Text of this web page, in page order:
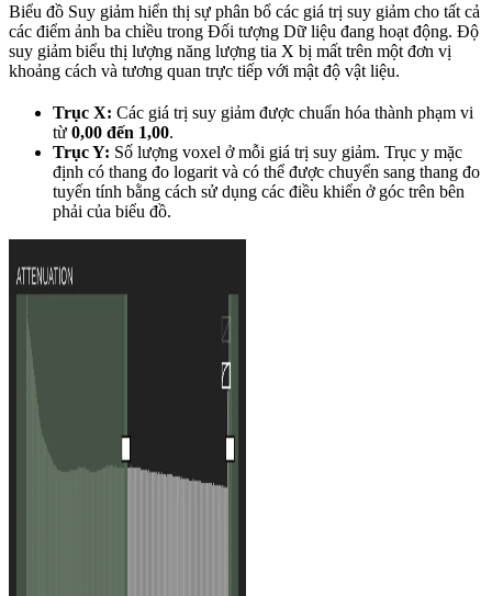
Biểu đồ Suy giảm hiển thị sự phân bổ các giá trị suy giảm cho tất cả
các điểm ảnh ba chiều trong Đối tượng Dữ liệu đang hoạt động. Độ
suy giảm biểu thị lượng năng lượng tia X bị mất trên một đơn vị
khoảng cách và tương quan trực tiếp với mật độ vật liệu.
Trục X: Các giá trị suy giảm được chuẩn hóa thành phạm vi
từ 0,00 đến 1,00.
Trục Y: Số lượng voxel ở mỗi giá trị suy giảm. Trục y mặc
định có thang đo logarit và có thể được chuyển sang thang đo
tuyến tính bằng cách sử dụng các điều khiển ở góc trên bên
phải của biểu đồ.